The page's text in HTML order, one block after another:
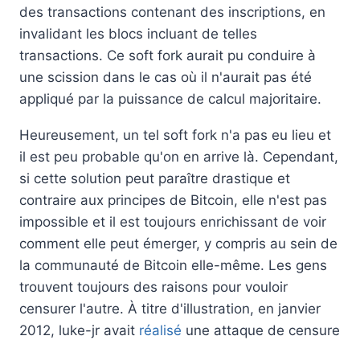
des transactions contenant des inscriptions, en
invalidant les blocs incluant de telles
transactions. Ce soft fork aurait pu conduire à
une scission dans le cas où il n'aurait pas été
appliqué par la puissance de calcul majoritaire.
Heureusement, un tel soft fork n'a pas eu lieu et
il est peu probable qu'on en arrive là. Cependant,
si cette solution peut paraître drastique et
contraire aux principes de Bitcoin, elle n'est pas
impossible et il est toujours enrichissant de voir
comment elle peut émerger, y compris au sein de
la communauté de Bitcoin elle-même. Les gens
trouvent toujours des raisons pour vouloir
censurer l'autre. À titre d'illustration, en janvier
2012, luke-jr avait réalisé une attaque de censure